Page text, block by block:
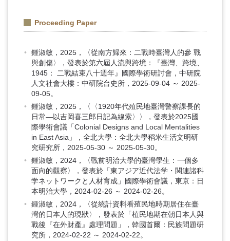
Proceeding Paper
鍾淑敏，2025，〈從南方歸來：二戰時臺灣人的參 戰
與創傷〉，發表於第六屆人流與跨境：『臺灣、跨境、
1945： 二戰結束八十週年』國際學術研討會，中研院
人文社會大樓：中研院台史所，2025-09-04 ～ 2025-
09-05。
鍾淑敏，2025，〈〈1920年代殖民地臺灣警察課長的
日常—以吉岡喜三郎日記為線索〉〉，發表於2025國
際學術會議「Colonial Designs and Local Mentalities
in East Asia」，全北大學：全北大學稻米生活文明研
究研究所，2025-05-30 ～ 2025-05-30。
鍾淑敏，2024，〈戰前明治大學的臺灣學生：一個多
面向的觀察〉，發表於「東アジア近代法学・関連諸科
学ネットワークと人材育成」國際學術會議，東京：日
本明治大學，2024-02-26 ～ 2024-02-26。
鍾淑敏，2024，〈從統計資料看殖民地時期居住在臺
灣的日本人的現狀〉，發表於「植民地期在朝日本人與
戰後『在外財產』處理問題」，韓國首爾：民族問題研
究所，2024-02-22 ～ 2024-02-22。